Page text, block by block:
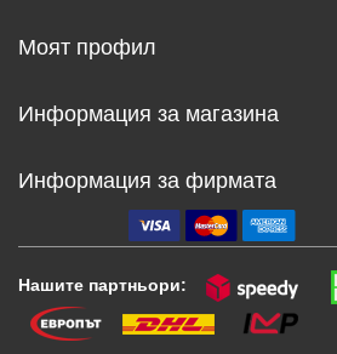
Моят профил
Информация за магазина
Информация за фирмата
Нашите партньори: